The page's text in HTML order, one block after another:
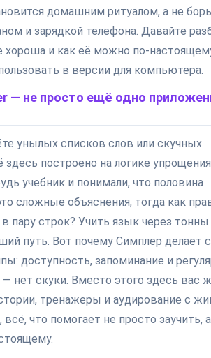
домашним ритуалом, а не
и зарядкой телефона. Давайте
хороша и как её можно по-
в версии для компьютера.
— не просто ещё одно
унылых списков слов или скучных
здесь построено на логике
учебник и понимали, что половина
сложные объяснения, тогда как
пару строк? Учить язык через тонны
путь. Вот почему Симплер делает
доступность, запоминание и
нет скуки. Вместо этого здесь вас
тренажеры и аудирование с
что помогает не просто заучить,